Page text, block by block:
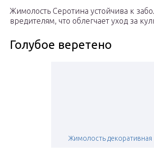
Жимолость Серотина устойчива к
вредителям, что облегчает уход за
Голубое веретено
Жимолость декоративная